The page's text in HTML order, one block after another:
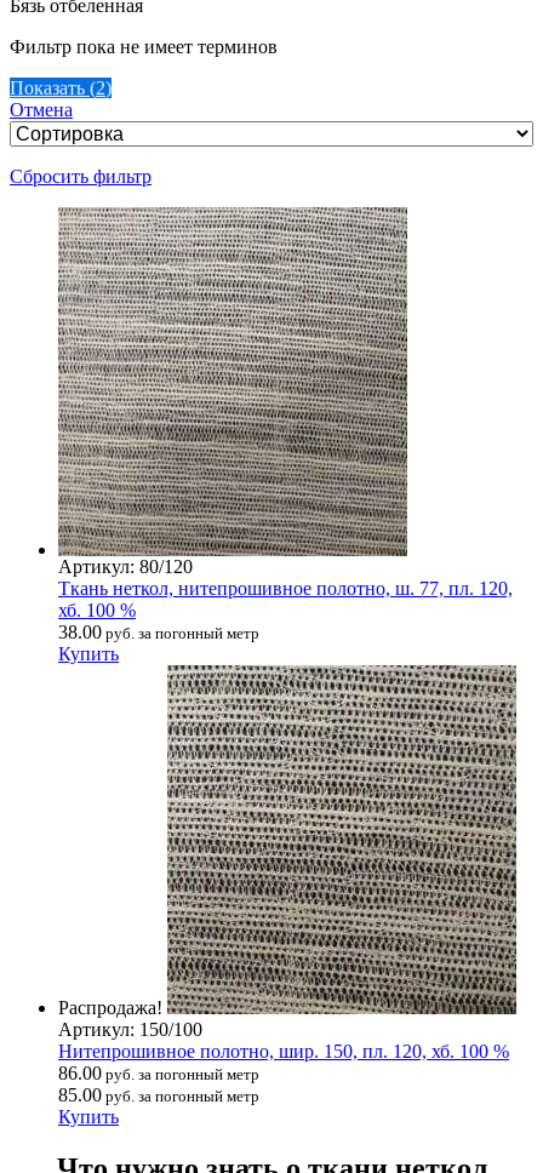
Бязь отбеленная
Фильтр пока не имеет терминов
Показать (2)
Отмена
Сбросить фильтр
Артикул: 80/120
Ткань неткол, нитепрошивное полотно, ш. 77, пл. 120,
хб. 100 %
38.00 руб. за погонный метр
Купить
Распродажа!
Артикул: 150/100
Нитепрошивное полотно, шир. 150, пл. 120, хб. 100 %
86.00 руб. за погонный метр
85.00 руб. за погонный метр
Купить